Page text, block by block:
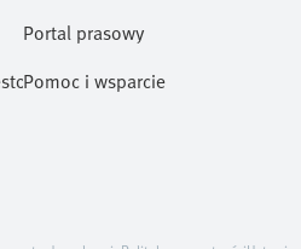
(EN)
Portal prasowy
Pomoc i wsparcie